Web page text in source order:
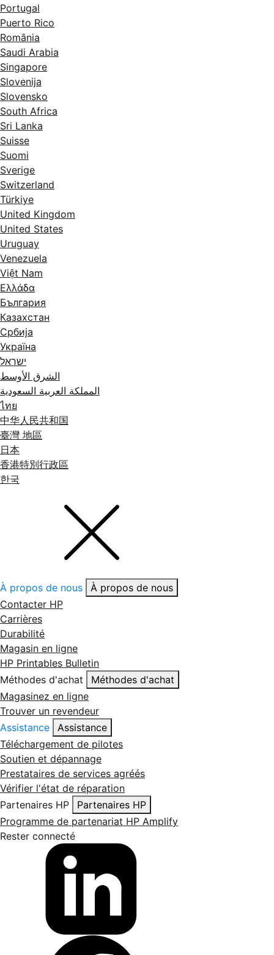
Portugal
Puerto Rico
România
Saudi Arabia
Singapore
Slovenija
Slovensko
South Africa
Sri Lanka
Suisse
Suomi
Sverige
Switzerland
Türkiye
United Kingdom
United States
Uruguay
Venezuela
Việt Nam
Ελλάδα
България
Казахстан
Србија
Україна
ישראל
الشرق الأوسط
المملكة العربية السعودية
ไทย
中华人民共和国
臺灣 地區
日本
香港特別行政區
한국
À propos de nous
À propos de nous
Contacter HP
Carrières
Durabilité
Magasin en ligne
HP Printables Bulletin
Méthodes d'achat
Méthodes d'achat
Magasinez en ligne
Trouver un revendeur
Assistance
Assistance
Téléchargement de pilotes
Soutien et dépannage
Prestataires de services agréés
Vérifier l'état de réparation
Partenaires HP
Partenaires HP
Programme de partenariat HP Amplify
Rester connecté